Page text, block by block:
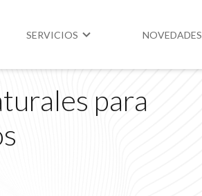
SERVICIOS
Higiene y Seguridad
NOVEDADES
para